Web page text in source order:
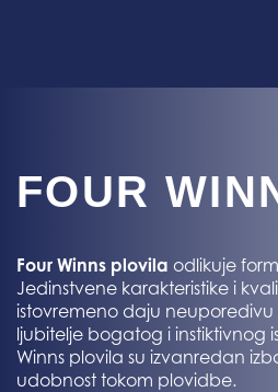
FOUR
Four Winns plovila odlikuje
Jedinstvene karakteristike i
istovremeno daju neuporedivu
ljubitelje bogatog i instiktivnog
Winns plovila su izvanredan
udobnost tokom plovidbe.